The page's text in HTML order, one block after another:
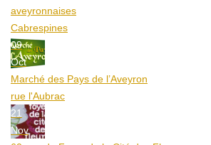
aveyronnaises
Cabrespines
09
Oct
Marché des Pays de l’Aveyron
rue l'Aubrac
21
Nov